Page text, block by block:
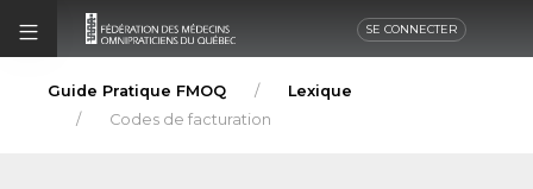
SE CONNECTER
Guide Pratique FMOQ
Lexique
Codes de facturation